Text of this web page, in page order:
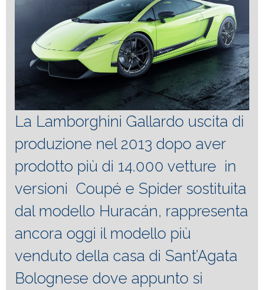
La Lamborghini Gallardo uscita di
produzione nel 2013 dopo aver
prodotto più di 14.000 vetture in
versioni Coupé e Spider sostituita
dal modello Huracán, rappresenta
ancora oggi il modello più
venduto della casa di Sant’Agata
Bolognese dove appunto si